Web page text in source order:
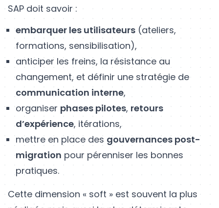
SAP doit savoir :
embarquer les utilisateurs (ateliers,
formations, sensibilisation),
anticiper les freins, la résistance au
changement, et définir une stratégie de
communication interne,
organiser phases pilotes, retours
d’expérience, itérations,
mettre en place des gouvernances post-
migration pour pérenniser les bonnes
pratiques.
Cette dimension « soft » est souvent la plus